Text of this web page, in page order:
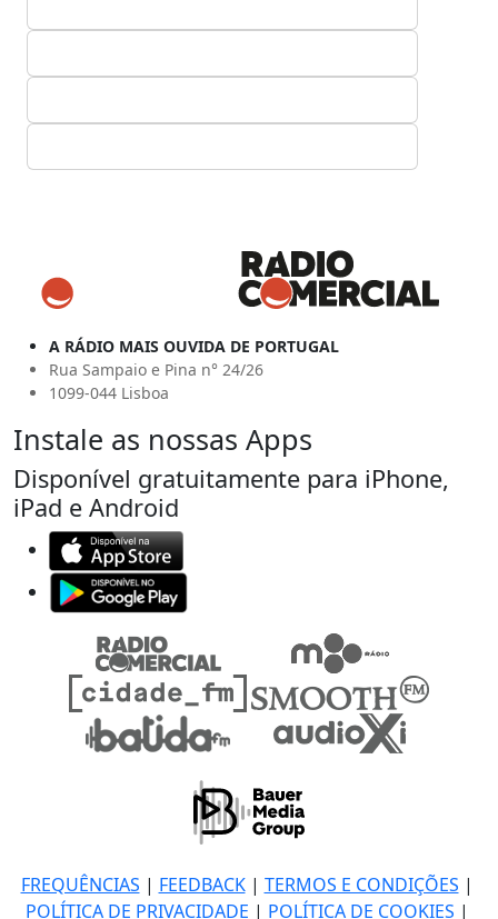
A RÁDIO MAIS OUVIDA DE PORTUGAL
Rua Sampaio e Pina n° 24/26
1099-044 Lisboa
Instale as nossas Apps
Disponível gratuitamente para iPhone,
iPad e Android
FREQUÊNCIAS | FEEDBACK| TERMOS E CONDIÇÕES |
POLÍTICA DE PRIVACIDADE | POLÍTICA DE COOKIES |